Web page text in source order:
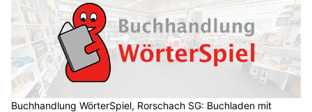
Buchhandlung WörterSpiel, Rorschach SG: Buchladen mit